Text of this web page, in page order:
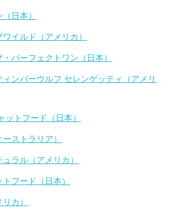
日本）
イルド（アメリカ）
・パーフェクトワン（日本）
ィンバーウルフ セレンゲッティ（アメリ
ットフード（日本）
ストラリア）
ラル（アメリカ）
フード（日本）
カ）